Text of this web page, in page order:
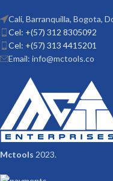
Cali, Barranquilla, Bogota,
Cel: +(57) 312 8305092
Cel: +(57) 313 4415201
Email: info@mctools.co
Mctools 2023.